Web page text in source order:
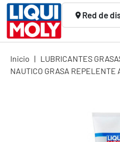
Red de
Inicio | LUBRICANTES
NAUTICO GRASA REPELENTE